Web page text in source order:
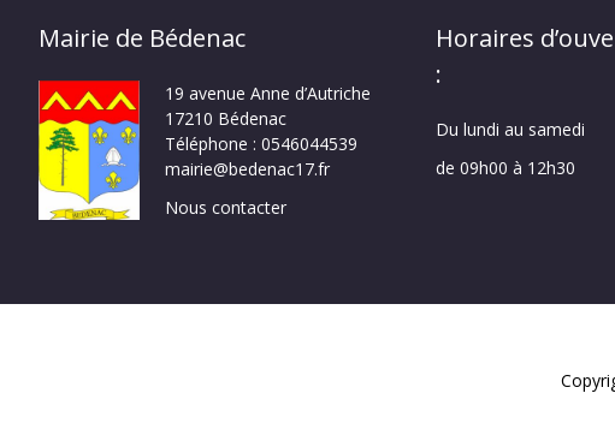
Mairie de Bédenac
19 avenue Anne d’Autriche
17210 Bédenac
Téléphone : 0546044539
mairie@bedenac17.fr
Nous contacter
Horaires
:
Du lundi au samedi
de 09h00 à 12h30